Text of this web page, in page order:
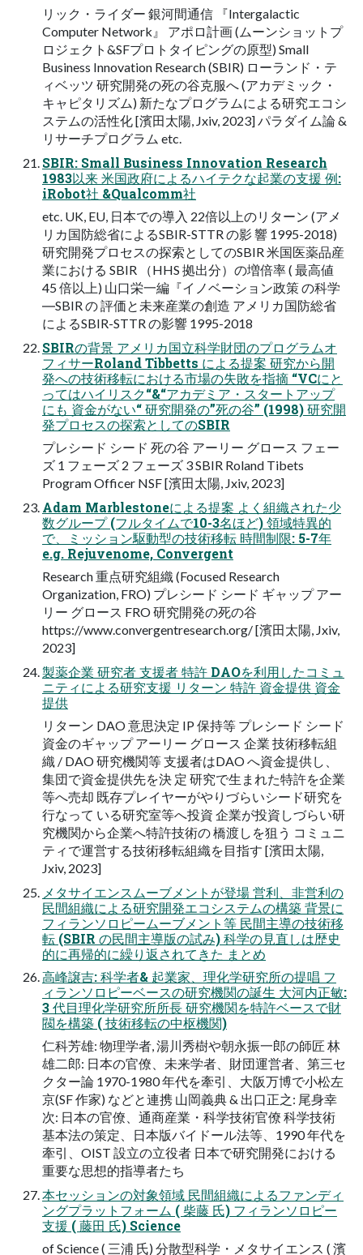
リック・ライダー 銀河間通信 『Intergalactic
Computer Network』 アポロ計画 (ムーンショットプ
ロジェクト&SFプロトタイピングの原型) Small
Business Innovation Research (SBIR) ローランド・テ
ィベッツ 研究開発の死の谷克服へ (アカデミック・
キャピタリズム) 新たなプログラムによる研究エコシ
ステムの活性化 [濱田太陽, Jxiv, 2023] パラダイム論 &
リサーチプログラム etc.
SBIR: Small Business Innovation Research
1983以来 米国政府によるハイテクな起業の支援 例:
iRobot社 &Qualcomm社
etc. UK, EU, 日本での導入 22倍以上のリターン (アメ
リカ国防総省によるSBIR-STTR の影 響 1995-2018)
研究開発プロセスの探索としてのSBIR 米国医薬品産
業における SBIR （HHS 拠出分）の増倍率 ( 最高値
45 倍以上) 山口栄一編『イノベーション政策 の科学
―SBIR の 評価と未来産業の創造 アメリカ国防総省
によるSBIR-STTR の影響 1995-2018
SBIRの背景 アメリカ国立科学財団のプログラムオ
フィサーRoland Tibbetts による提案 研究から開
発への技術移転における市場の失敗を指摘 “VCにと
ってはハイリスク“&“アカデミア・スタートアップ
にも 資金がない“ 研究開発の”死の谷” (1998) 研究開
発プロセスの探索としてのSBIR
プレシード シード 死の谷 アーリー グロース フェー
ズ 1 フェーズ 2 フェーズ 3 SBIR Roland Tibets
Program Officer NSF [濱田太陽, Jxiv, 2023]
Adam Marblestoneによる提案 よく組織された少
数グループ (フルタイムで10-3名ほど) 領域特異的
で、ミッション駆動型の技術移転 時間制限: 5-7年
e.g. Rejuvenome, Convergent
Research 重点研究組織 (Focused Research
Organization, FRO) プレシード シード ギャップ アー
リー グロース FRO 研究開発の死の谷
https://www.convergentresearch.org/ [濱田太陽, Jxiv,
2023]
製薬企業 研究者 支援者 特許 DAOを利用したコミュ
ニティによる研究支援 リターン 特許 資金提供 資金
提供
リターン DAO 意思決定 IP 保持等 プレシード シード
資金のギャップ アーリー グロース 企業 技術移転組
織 / DAO 研究機関等 支援者はDAO へ資金提供し、
集団で資金提供先を決 定 研究で生まれた特許を企業
等へ売却 既存プレイヤーがやりづらいシード研究を
行なって いる研究室等へ投資 企業が投資しづらい研
究機関から企業へ特許技術の 橋渡しを狙う コミュニ
ティで運営する技術移転組織を目指す [濱田太陽,
Jxiv, 2023]
メタサイエンスムーブメントが登場 営利、非営利の
民間組織による研究開発エコシステムの構築 背景に
フィランソロピームーブメント等 民間主導の技術移
転 (SBIR の民間主導版の試み) 科学の見直しは歴史
的に再帰的に繰り返されてきた まとめ
高峰譲吉: 科学者& 起業家、理化学研究所の提唱 フ
ィランソロピーベースの研究機関の誕生 大河内正敏:
3 代目理化学研究所所長 研究機関を特許ベースで財
閥を構築 ( 技術移転の中枢機関)
仁科芳雄: 物理学者, 湯川秀樹や朝永振一郎の師匠 林
雄二郎: 日本の官僚、未来学者、財団運営者、第三セ
クター論 1970-1980 年代を牽引、大阪万博で小松左
京(SF 作家) などと連携 山岡義典 & 出口正之: 尾身幸
次: 日本の官僚、通商産業・科学技術官僚 科学技術
基本法の策定、日本版バイドール法等、1990 年代を
牽引、OIST 設立の立役者 日本で研究開発における
重要な思想的指導者たち
本セッションの対象領域 民間組織によるファンディ
ングプラットフォーム ( 柴藤 氏) フィランソロピー
支援 ( 藤田 氏) Science
of Science ( 三浦 氏) 分散型科学・メタサイエンス ( 濱